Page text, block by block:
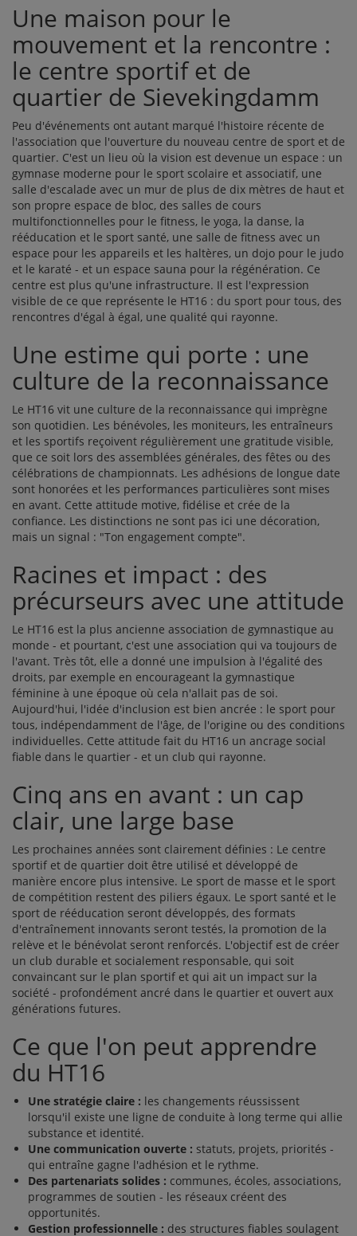
Une maison pour le
mouvement et la rencontre :
le centre sportif et de
quartier de Sievekingdamm
Peu d'événements ont autant marqué l'histoire récente de
l'association que l'ouverture du nouveau centre de sport et de
quartier. C'est un lieu où la vision est devenue un espace : un
gymnase moderne pour le sport scolaire et associatif, une
salle d'escalade avec un mur de plus de dix mètres de haut et
son propre espace de bloc, des salles de cours
multifonctionnelles pour le fitness, le yoga, la danse, la
rééducation et le sport santé, une salle de fitness avec un
espace pour les appareils et les haltères, un dojo pour le judo
et le karaté - et un espace sauna pour la régénération. Ce
centre est plus qu'une infrastructure. Il est l'expression
visible de ce que représente le HT16 : du sport pour tous, des
rencontres d'égal à égal, une qualité qui rayonne.
Une estime qui porte : une
culture de la reconnaissance
Le HT16 vit une culture de la reconnaissance qui imprègne
son quotidien. Les bénévoles, les moniteurs, les entraîneurs
et les sportifs reçoivent régulièrement une gratitude visible,
que ce soit lors des assemblées générales, des fêtes ou des
célébrations de championnats. Les adhésions de longue date
sont honorées et les performances particulières sont mises
en avant. Cette attitude motive, fidélise et crée de la
confiance. Les distinctions ne sont pas ici une décoration,
mais un signal : "Ton engagement compte".
Racines et impact : des
précurseurs avec une attitude
Le HT16 est la plus ancienne association de gymnastique au
monde - et pourtant, c'est une association qui va toujours de
l'avant. Très tôt, elle a donné une impulsion à l'égalité des
droits, par exemple en encourageant la gymnastique
féminine à une époque où cela n'allait pas de soi.
Aujourd'hui, l'idée d'inclusion est bien ancrée : le sport pour
tous, indépendamment de l'âge, de l'origine ou des conditions
individuelles. Cette attitude fait du HT16 un ancrage social
fiable dans le quartier - et un club qui rayonne.
Cinq ans en avant : un cap
clair, une large base
Les prochaines années sont clairement définies : Le centre
sportif et de quartier doit être utilisé et développé de
manière encore plus intensive. Le sport de masse et le sport
de compétition restent des piliers égaux. Le sport santé et le
sport de rééducation seront développés, des formats
d'entraînement innovants seront testés, la promotion de la
relève et le bénévolat seront renforcés. L'objectif est de créer
un club durable et socialement responsable, qui soit
convaincant sur le plan sportif et qui ait un impact sur la
société - profondément ancré dans le quartier et ouvert aux
générations futures.
Ce que l'on peut apprendre
du HT16
Une stratégie claire : les changements réussissent
lorsqu'il existe une ligne de conduite à long terme qui allie
substance et identité.
Une communication ouverte : statuts, projets, priorités -
qui entraîne gagne l'adhésion et le rythme.
Des partenariats solides : communes, écoles, associations,
programmes de soutien - les réseaux créent des
opportunités.
Gestion professionnelle : des structures fiables soulagent